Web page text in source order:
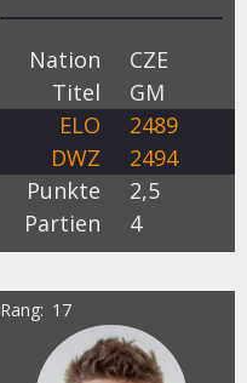
Nation
CZE
Titel
GM
ELO
2489
DWZ
2494
Punkte
2,5
Partien
4
Rang 17